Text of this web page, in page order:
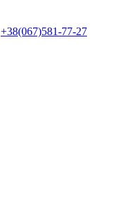
+38(067)581-77-27